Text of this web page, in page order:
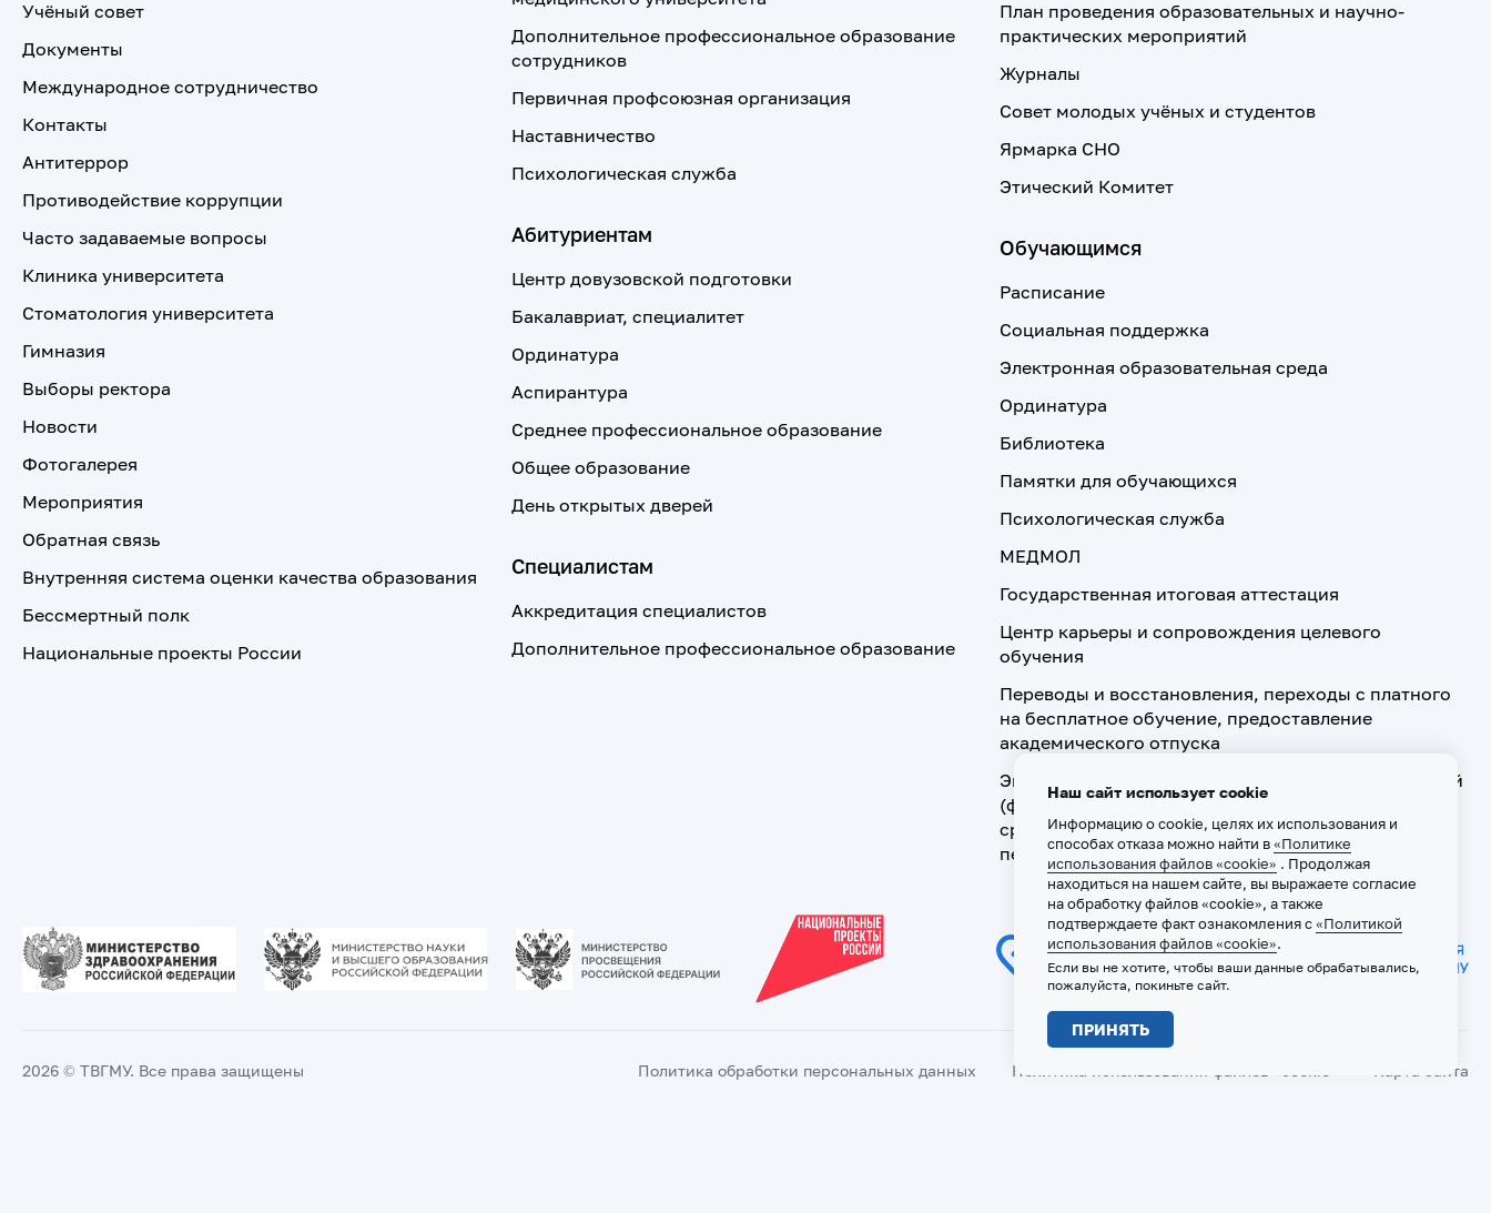
Учёный совет
Документы
Международное сотрудничество
Контакты
Антитеррор
Противодействие коррупции
Часто задаваемые вопросы
Клиника университета
Стоматология университета
Гимназия
Выборы ректора
Новости
Фотогалерея
Мероприятия
Обратная связь
Внутренняя система оценки качества образования
Бессмертный полк
Национальные проекты России
Дополнительное профессиональное образование
сотрудников
Первичная профсоюзная организация
Наставничество
Психологическая служба
Абитуриентам
Центр довузовской подготовки
Бакалавриат, специалитет
Ординатура
Аспирантура
Среднее профессиональное образование
Общее образование
День открытых дверей
Специалистам
Аккредитация специалистов
Дополнительное профессиональное образование
План проведения образовательных и научно-
практических мероприятий
Журналы
Совет молодых учёных и студентов
Ярмарка СНО
Этический Комитет
Обучающимся
Расписание
Социальная поддержка
Электронная образовательная среда
Ординатура
Библиотека
Памятки для обучающихся
Психологическая служба
МЕДМОЛ
Государственная итоговая аттестация
Центр карьеры и сопровождения целевого
обучения
Переводы и восстановления, переходы с платного
на бесплатное обучение, предоставление
академического отпуска
Экзамен по допуску к осуществлению медицинской
(фармацевтической) деятельности на должностях
среднего медицинского (фармацевтического)
персонала
2026 © ТВГМУ. Все права защищены Политика обработки персональных данных Политика использования файлов «cookie» Карта сайта
Наш сайт использует cookie
Информацию о cookie, целях их использования и
способах отказа можно найти в«Политике
использования файлов «cookie» . Продолжая
находиться на нашем сайте, вы выражаете согласие
на обработку файлов «cookie», а также
подтверждаете факт ознакомления с«Политикой
использования файлов «cookie».
Если вы не хотите, чтобы ваши данные обрабатывались,
пожалуйста, покиньте сайт.
ПРИНЯТЬ